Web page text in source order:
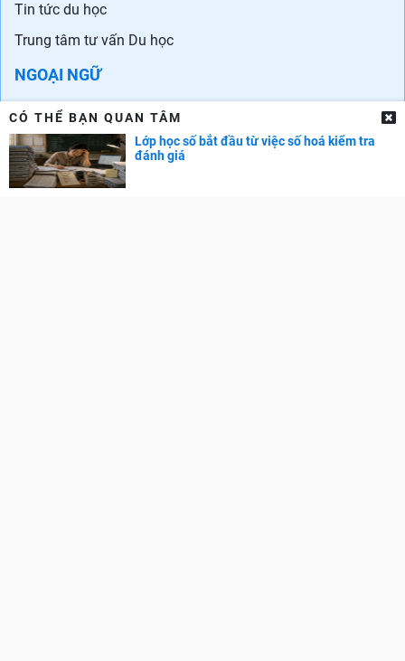
Tin tức du học
Trung tâm tư vấn Du học
NGOẠI NGỮ
Học tiếng Anh
Chứng chỉ tiếng Anh
Trung tâm Anh ngữ
CÓ THỂ BẠN QUAN TÂM
Lớp học số bắt đầu từ việc số hoá kiểm tra
đánh giá